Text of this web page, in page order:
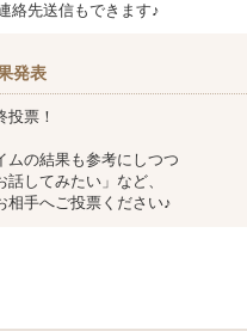
絡先送信もできます♪
発表
投票！
ムの結果も参考にしつつ
話してみたい」など、
相手へご投票ください♪